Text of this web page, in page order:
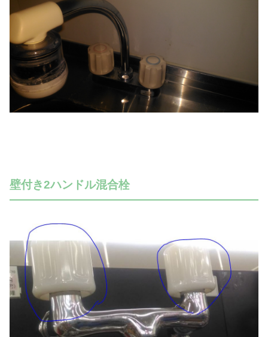
壁付き2ハンドル混合栓